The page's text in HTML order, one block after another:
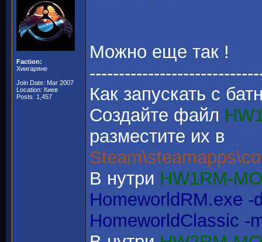
Faction:
Хиигаряне
Join Date: Mar 2007
Location: Киев
Posts: 1,457
Можно еще так !
Как запускать c
Создайте файл
разместите их в
В нутри HW1RM-
HomeworldRM.exe
HomeworldClassic -